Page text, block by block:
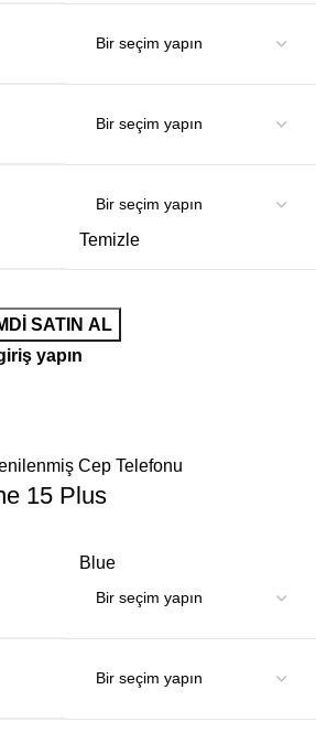
Temizle
SATIN AL
yapın
Cep Telefonu
15 Plus
Blue